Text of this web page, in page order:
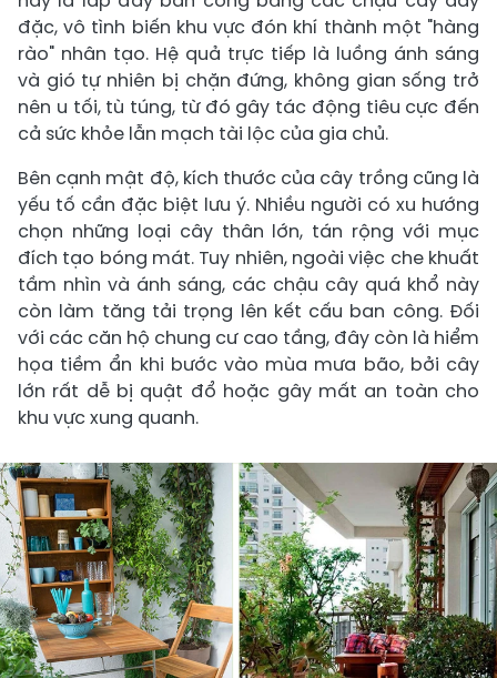
đặc, vô tình biến khu vực đón khí thành một "hàng
rào" nhân tạo. Hệ quả trực tiếp là luồng ánh sáng
và gió tự nhiên bị chặn đứng, không gian sống trở
nên u tối, tù túng, từ đó gây tác động tiêu cực đến
cả sức khỏe lẫn mạch tài lộc của gia chủ.
Bên cạnh mật độ, kích thước của cây trồng cũng là
yếu tố cần đặc biệt lưu ý. Nhiều người có xu hướng
chọn những loại cây thân lớn, tán rộng với mục
đích tạo bóng mát. Tuy nhiên, ngoài việc che khuất
tầm nhìn và ánh sáng, các chậu cây quá khổ này
còn làm tăng tải trọng lên kết cấu ban công. Đối
với các căn hộ chung cư cao tầng, đây còn là hiểm
họa tiềm ẩn khi bước vào mùa mưa bão, bởi cây
lớn rất dễ bị quật đổ hoặc gây mất an toàn cho
khu vực xung quanh.